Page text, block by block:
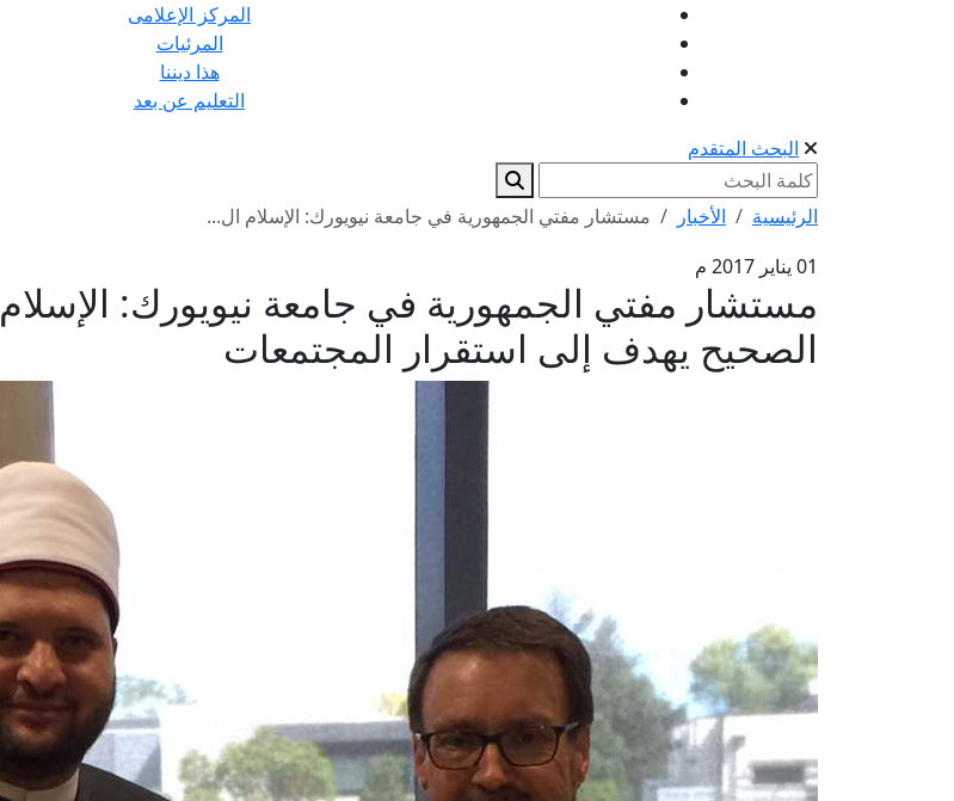
المركز الإعلامى
المرئيات
هذا ديننا
التعليم عن بعد
البحث المتقدم
الرئيسية الأخبار
مستشار مفتي الجمهورية في جامعة نيويورك: الإسلام ال...
01 يناير 2017 م
مستشار مفتي الجمهورية في جامعة نيويورك: الإسلام
الصحيح يهدف إلى استقرار المجتمعات